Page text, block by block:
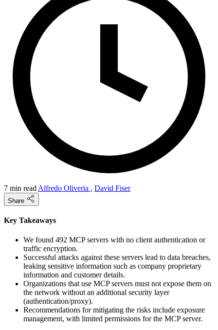
7 min read Alfredo Oliveria , David Fiser
Share
Key Takeaways
We found 492 MCP servers with no client authentication or
traffic encryption.
Successful attacks against these servers lead to data breaches,
leaking sensitive information such as company proprietary
information and customer details.
Organizations that use MCP servers must not expose them on
the network without an additional security layer
(authentication/proxy).
Recommendations for mitigating the risks include exposure
management, with limited permissions for the MCP server.